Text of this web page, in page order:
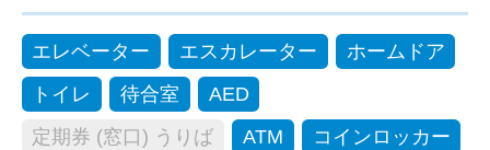
エレベーター エスカレーター
ホームドア
トイレ
待合室
AED
定期券 (窓口) うりば
ATM
コインロッカー